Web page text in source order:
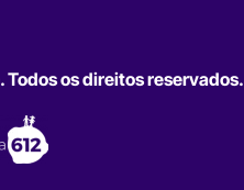
os direitos reservados.